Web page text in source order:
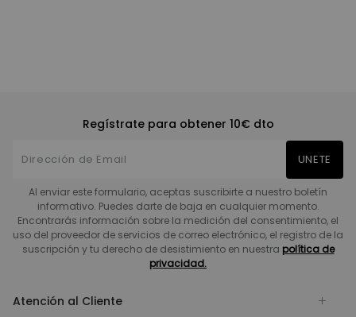
Regístrate para obtener 10€ dto
UNETE
Al enviar este formulario, aceptas suscribirte a nuestro boletín
informativo. Puedes darte de baja en cualquier momento.
Encontrarás información sobre la medición del consentimiento, el
uso del proveedor de servicios de correo electrónico, el registro de la
suscripción y tu derecho de desistimiento en nuestra política de
privacidad.
Atención al Cliente